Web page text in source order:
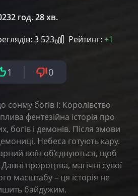
2 год. 28 хв.
3 523 Рейтинг: +1
1 0
сонму богів І: Королівство
фентезійна історія про
богів і демонів. Після змови
Небеса готують кару.
воїн об’єднуються, щоб
Давні пророцтва, магічні сувої
масштабу – ця історія не
байдужим.